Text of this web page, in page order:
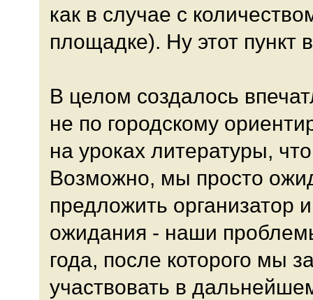
как в случае с
площадке). Ну этот пункт
В целом создалось
не по городскому
на уроках литературы,
Возможно, мы просто
предложить организатор
ожидания - наши
года, после которого мы
участвовать в